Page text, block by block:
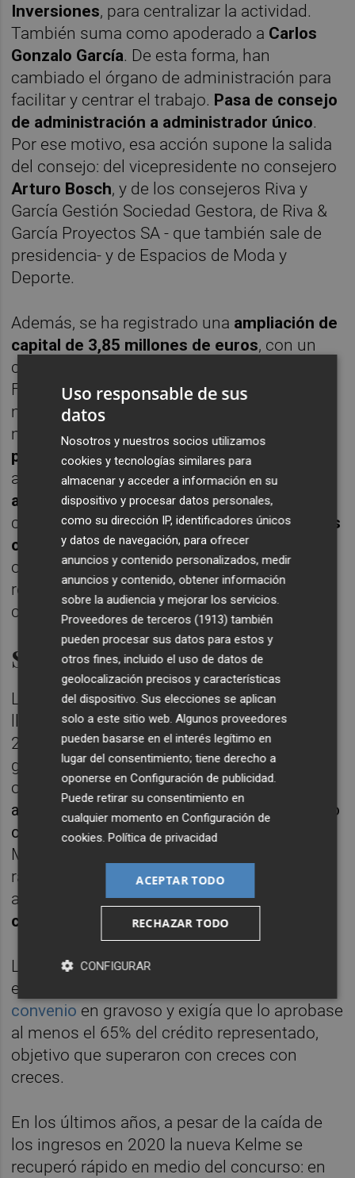
Inversiones, para centralizar la actividad.
También suma como apoderado a Carlos
Gonzalo García. De esta forma, han
cambiado el órgano de administración para
facilitar y centrar el trabajo. Pasa de consejo
de administración a administrador único.
Por ese motivo, esa acción supone la salida
del consejo: del vicepresidente no consejero
Arturo Bosch, y de los consejeros Riva y
García Gestión Sociedad Gestora, de Riva &
García Proyectos SA - que también sale de
presidencia- y de Espacios de Moda y
Deporte.
Además, se ha registrado una ampliación de
capital de 3,85 millones de euros, con un
capital resultante de 5,17 millones de euros.
Fuentes de la empresa explican que estos
movimientos suponen "una mera
modificación delórgano de administración
para ser más ágiles formalmente
ampliación espara capitalizar aportaciones
anteriores de socios"y explican que, en
cualquier caso,ninguna de estas decisiones
cambian nada anivel estructural o de
operativa. Entre los cambios también han
registrado la creación de su página web
corporativa.
Salida del concurso en 2023
La nueva Kelme, que en realidad se
New Millennium Sports, se fundó en
2007 para rescatar la histórica marca de la
garra de la quiebra de la empresa
original.Tras entrar en concurso de
acreedores, en junio de 2023, como ha venido
contando este medio, el juzgado de lo
Mercantil de Elche plasmaba el fallo para
ratificar la aprobación del convenio de
acreedores, con unrespaldo del 75% del
crédito
La quita aceptada era muy elevada, por
encima del 50%, lo que convertía
convenio en gravoso y exigía que lo aprobase
al menos el 65% del crédito representado,
objetivo que superaron con creces con
creces.
En los últimos años, a pesar de la caída de
los ingresos en 2020 la nueva Kelme se
recuperó rápido en medio del concurso: en
Uso responsable de sus
datos
Nosotros y nuestros socios utilizamos
cookies y tecnologías similares para
almacenar y acceder a información en su
dispositivo y procesar datos personales,
como su dirección IP, identificadores únicos
y datos de navegación, para ofrecer
anuncios y contenido personalizados, medir
anuncios y contenido, obtener información
sobre la audiencia y mejorar los servicios.
Proveedores de terceros (1913) también
pueden procesar sus datos para estos y
otros fines, incluido el uso de datos de
geolocalización precisos y características
del dispositivo. Sus elecciones se aplican
solo a este sitio web. Algunos proveedores
pueden basarse en el interés legítimo en
lugar del consentimiento; tiene derecho a
oponerse enConfiguración de publicidad
Puede retirar su consentimiento en
cualquier momento enConfiguración de
cookies .Política de privacidad
ACEPTAR TODO
RECHAZAR TODO
CONFIGURAR